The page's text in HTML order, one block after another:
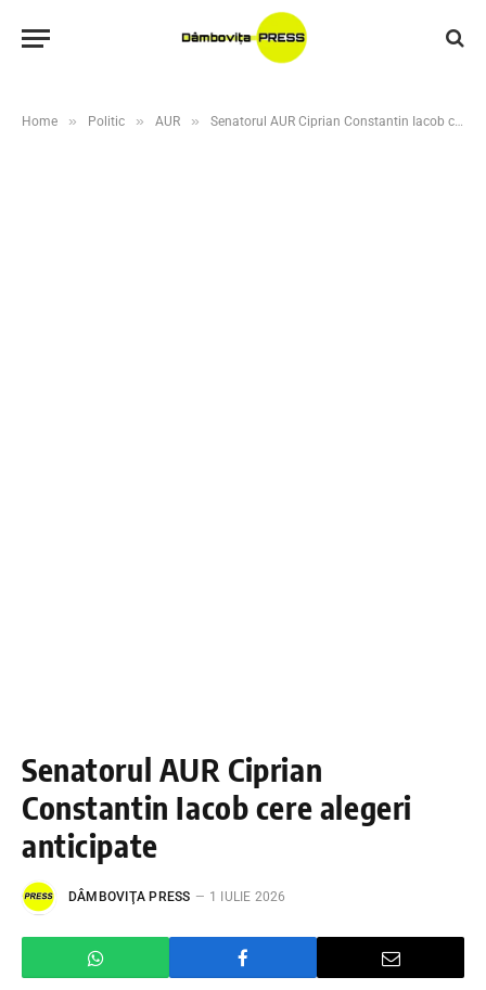
Home » Politic » AUR » Senatorul AUR Ciprian Constantin Iacob cere alegeri anticipate: Vocea poporului trebuie să decidă
Senatorul AUR Ciprian
Constantin Iacob cere alegeri
anticipate
DÂMBOVIŢA PRESS 1 IULIE 2026